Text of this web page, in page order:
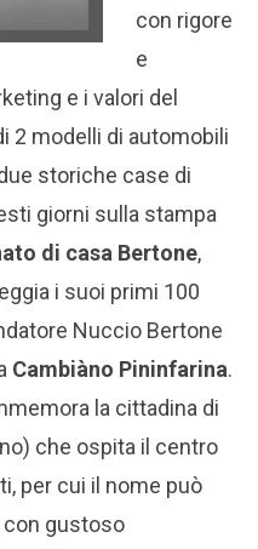
con rigore
e
e i valori del
2 modelli di automobili
storiche case di
giorni sulla stampa
di casa Bertone,
i suoi primi 100
Nuccio Bertone
Cambiàno Pininfarina.
la cittadina di
che ospita il centro
per cui il nome può
con gustoso